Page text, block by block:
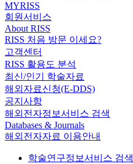
MYRISS
회원서비스
About RISS
RISS 처음 방문 이세요?
고객센터
RISS 활용도 분석
최신/인기 학술자료
해외자료신청(E-DDS)
공지사항
해외전자정보서비스 검색
Databases & Journals
해외전자자료 이용안내
학술연구정보서비스 검색